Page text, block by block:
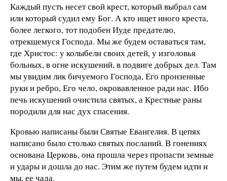
Каждый пусть несет свой крест, который выбрал сам
или который судил ему Бог. А кто ищет иного креста,
более легкого, тот подобен Иуде предателю,
отрекшемуся Господа. Мы же будем оставаться там,
где Христос: у колыбели своих детей, у изголовья
больных, в огне искушений, в подвиге добрых дел. Там
мы увидим лик бичуемого Господа, Его пронзенные
руки и ребро, Его чело, окровавленное ради нас. Ибо
печь искушений очистила святых, а Крестные раны
породили для нас дух спасения.
Кровью написаны были Святые Евангелия. В цепях
написано было столько святых посланий. В гонениях
основана Церковь, она прошла через пропасти земные
и удары и дошла до нас. Этим же путем будем идти и
мы, ее чада.